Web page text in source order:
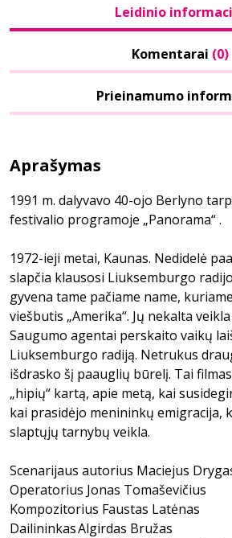
Leidinio
Komentarai (0)
Prieinamumo
Aprašymas
1991 m. dalyvavo 40-ojo Berlyno
festivalio programoje „Panorama“ .
1972-ieji metai, Kaunas. Nedidelė
slapčia klausosi Liuksemburgo
gyvena tame pačiame name,
viešbutis „Amerika“. Jų nekalta
Saugumo agentai perskaito vaikų
Liuksemburgo radiją. Netrukus
išdrasko šį paauglių būrelį. Tai
„hipių“ kartą, apie metą, kai
kai prasidėjo menininkų emigracija,
slaptųjų tarnybų veikla.
Scenarijaus autorius Maciejus
Operatorius Jonas Tomaševičius
Kompozitorius Faustas Latėnas
Dailininkas Algirdas Bružas